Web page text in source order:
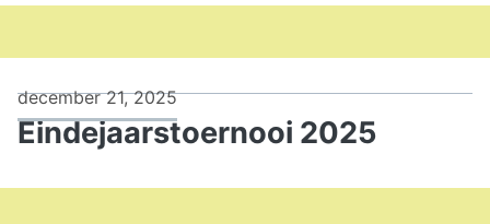
interne
december 21, 2025
Eindejaarstoernooi 2025